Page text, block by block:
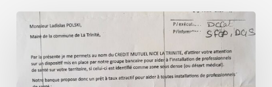
Crédit
Mutuel
Nice